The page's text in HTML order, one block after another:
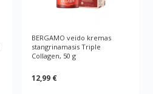
BERGAMO veido kremas
stangrinamasis Triple
Collagen, 50 g
12,99 €